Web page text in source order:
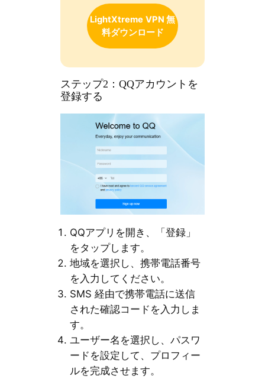
LightXtreme VPN 無
料ダウンロード
ステップ2：QQアカウントを
登録する
QQアプリを開き、「登録」
をタップします。
地域を選択し、携帯電話番号
を入力してください。
SMS 経由で携帯電話に送信
された確認コードを入力しま
す。
ユーザー名を選択し、パスワ
ードを設定して、プロフィー
ルを完成させます。